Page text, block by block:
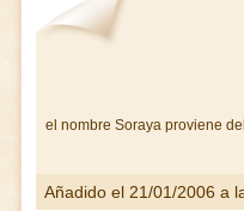
el nombre Soraya proviene
Añadido el 21/01/2006 a